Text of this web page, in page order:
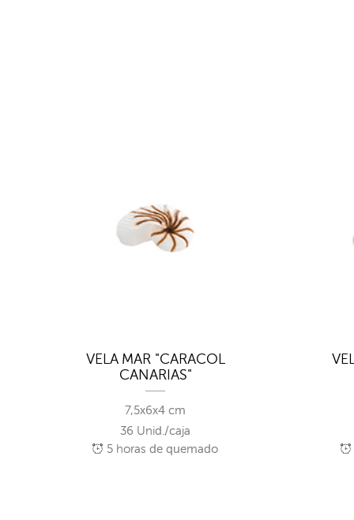
VELA MAR "CARACOL
CANARIAS"
7,5x6x4 cm
36 Unid./caja
5 horas de quemado